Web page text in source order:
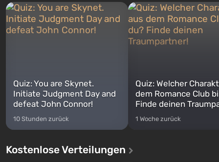
Quiz: You are Skynet.
Initiate Judgment Day and
defeat John Connor!
10 Stunden zurück
Quiz: Welcher
dem Romance Club
Finde deinen
1 Woche zurück
Kostenlose Verteilungen